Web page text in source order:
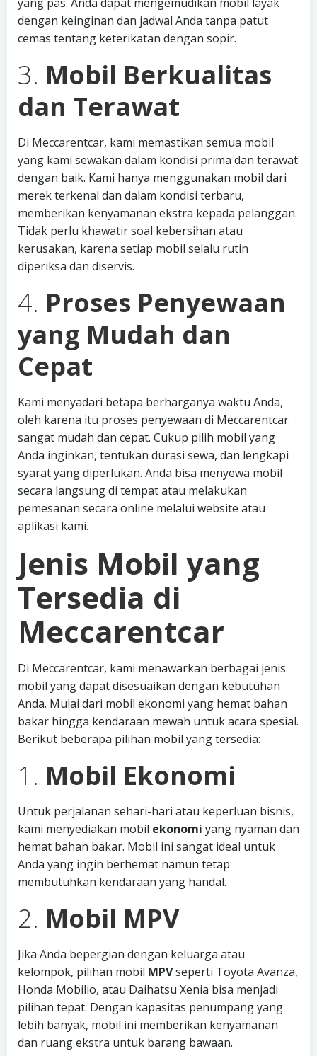
dengan keinginan dan jadwal Anda tanpa patut
cemas tentang keterikatan dengan sopir.
3. Mobil Berkualitas
dan Terawat
Di Meccarentcar, kami memastikan semua mobil
yang kami sewakan dalam kondisi prima dan terawat
dengan baik. Kami hanya menggunakan mobil dari
merek terkenal dan dalam kondisi terbaru,
memberikan kenyamanan ekstra kepada pelanggan.
Tidak perlu khawatir soal kebersihan atau
kerusakan, karena setiap mobil selalu rutin
diperiksa dan diservis.
4. Proses Penyewaan
yang Mudah dan
Cepat
Kami menyadari betapa berharganya waktu Anda,
oleh karena itu proses penyewaan di Meccarentcar
sangat mudah dan cepat. Cukup pilih mobil yang
Anda inginkan, tentukan durasi sewa, dan lengkapi
syarat yang diperlukan. Anda bisa menyewa mobil
secara langsung di tempat atau melakukan
pemesanan secara online melalui website atau
aplikasi kami.
Jenis Mobil yang
Tersedia di
Meccarentcar
Di Meccarentcar, kami menawarkan berbagai jenis
mobil yang dapat disesuaikan dengan kebutuhan
Anda. Mulai dari mobil ekonomi yang hemat bahan
bakar hingga kendaraan mewah untuk acara spesial.
Berikut beberapa pilihan mobil yang tersedia:
1. Mobil Ekonomi
Untuk perjalanan sehari-hari atau keperluan bisnis,
kami menyediakan mobil ekonomi yang nyaman dan
hemat bahan bakar. Mobil ini sangat ideal untuk
Anda yang ingin berhemat namun tetap
membutuhkan kendaraan yang handal.
2. Mobil MPV
Jika Anda bepergian dengan keluarga atau
kelompok, pilihan mobil MPVseperti Toyota Avanza,
Honda Mobilio, atau Daihatsu Xenia bisa menjadi
pilihan tepat. Dengan kapasitas penumpang yang
lebih banyak, mobil ini memberikan kenyamanan
dan ruang ekstra untuk barang bawaan.